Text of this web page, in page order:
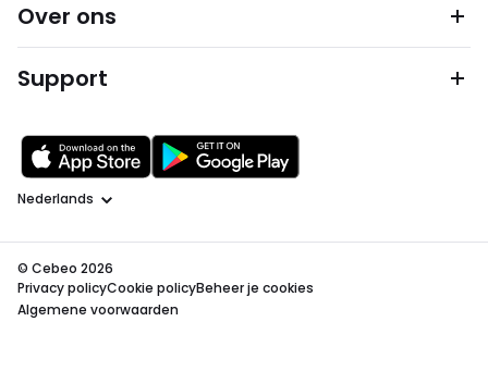
Over ons
Support
Taal
© Cebeo 2026
Privacy policyCookie policyBeheer je cookies
Algemene voorwaarden